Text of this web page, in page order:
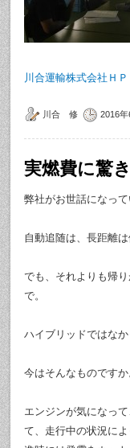
川合運輸株式会社ＨＰ
川合 修 2016年
実燃費に驚き
弊社がお世話になって
自動追随は、長距離
でも、それよりも帰
で。
ハイブリッドではな
今はそんなものですか
エンジンが気になっ
て、走行中の状況に